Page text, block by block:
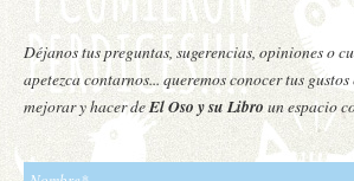
Déjanos tus preguntas, sugerencias, opiniones o
apetezca contarnos... queremos conocer tus
mejorar y hacer deEl Oso y su Libro un espacio